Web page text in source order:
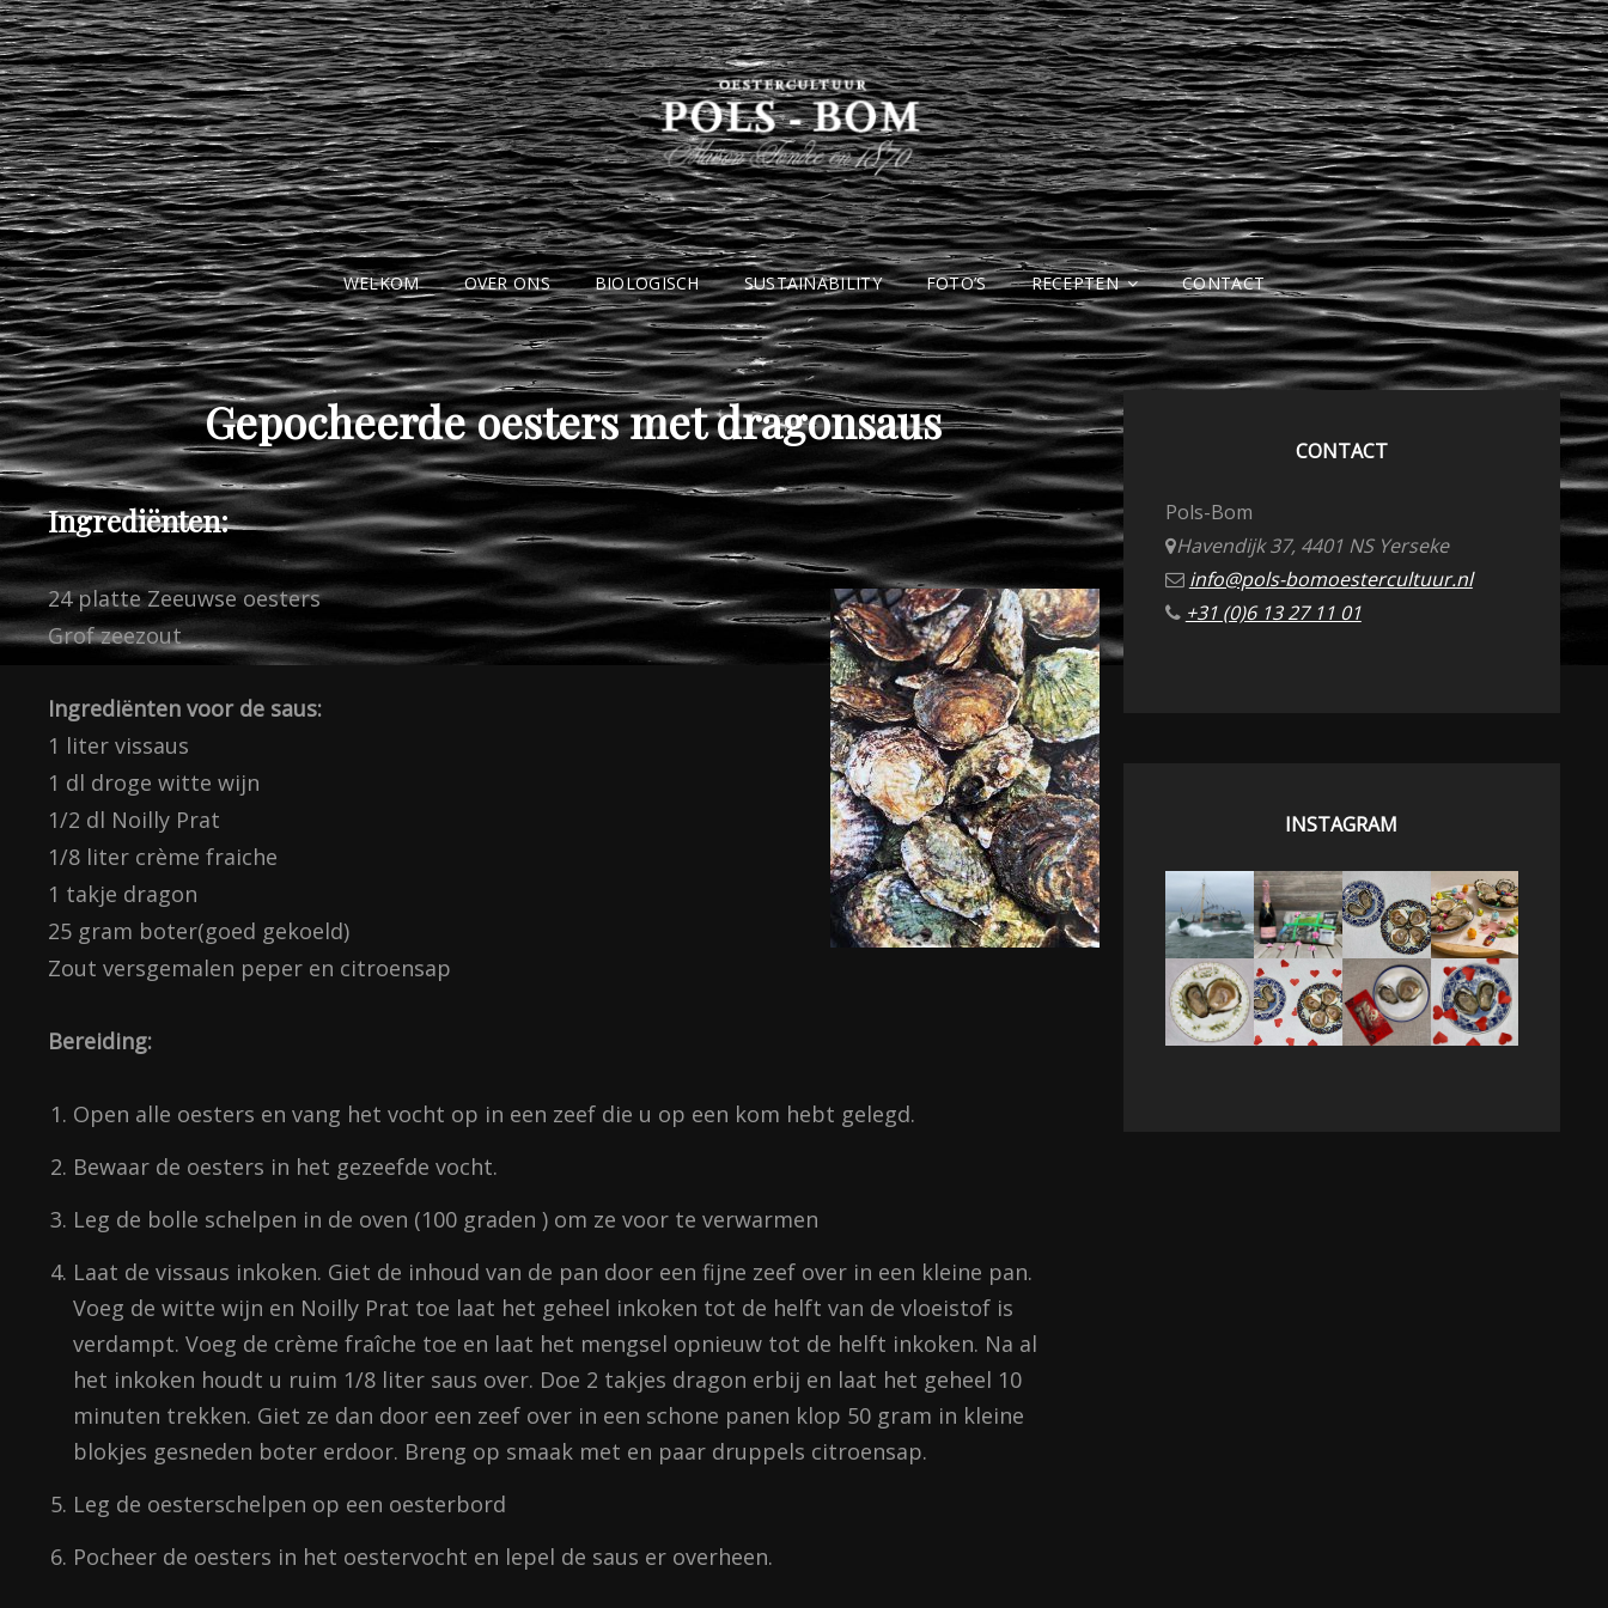
WELKOM OVER ONS BIOLOGISCH SUSTAINABILITY FOTO’S RECEPTEN CONTACT
Gepocheerde oesters met dragonsaus
Ingrediënten:
24 platte Zeeuwse oesters
Grof zeezout
Ingrediënten voor de saus:
1 liter vissaus
1 dl droge witte wijn
1/2 dl Noilly Prat
1/8 liter crème fraiche
1 takje dragon
25 gram boter(goed gekoeld)
Zout versgemalen peper en citroensap
Bereiding:
Open alle oesters en vang het vocht op in een zeef die u op een kom hebt gelegd.
Bewaar de oesters in het gezeefde vocht.
Leg de bolle schelpen in de oven (100 graden ) om ze voor te verwarmen
Laat de vissaus inkoken. Giet de inhoud van de pan door een fijne zeef over in een kleine pan.
Voeg de witte wijn en Noilly Prat toe laat het geheel inkoken tot de helft van de vloeistof is
verdampt. Voeg de crème fraîche toe en laat het mengsel opnieuw tot de helft inkoken. Na al
het inkoken houdt u ruim 1/8 liter saus over. Doe 2 takjes dragon erbij en laat het geheel 10
minuten trekken. Giet ze dan door een zeef over in een schone panen klop 50 gram in kleine
blokjes gesneden boter erdoor. Breng op smaak met en paar druppels citroensap.
Leg de oesterschelpen op een oesterbord
Pocheer de oesters in het oestervocht en lepel de saus er overheen.
CONTACT
Pols-Bom
Havendijk 37, 4401 NS Yerseke
info@pols-bomoestercultuur.nl
+31 (0)6 13 27 11 01
INSTAGRAM